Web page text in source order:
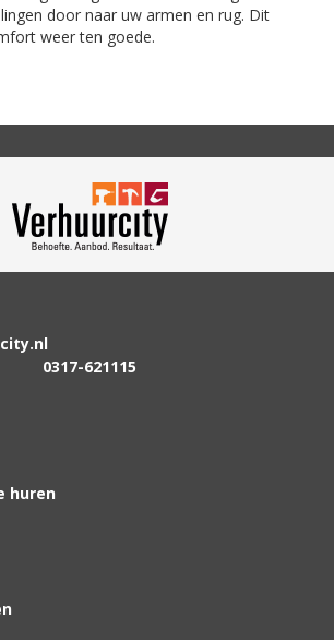
door naar uw armen en rug. Dit
weer ten goede.
0317-621115
huren